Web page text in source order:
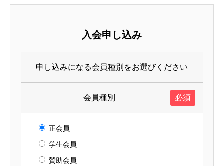
入会申し込み
申し込みになる会員種別をお選びください
会員種別 必須
正会員
学生会員
賛助会員